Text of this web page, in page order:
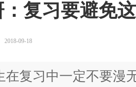
：复习要避免
2018-09-18
在复习中一定不要漫